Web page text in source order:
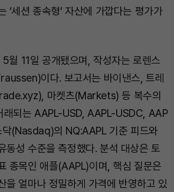
‘세션 종속형’ 자산에 가깝다는 평가가
월 11일 공개됐으며, 작성자는 로렌스
이다. 보고서는 바이낸스, 트레
마켓츠(Markets) 등 복수의
래되는 AAPL-USD, AAPL-USDC, AAP
(Nasdaq)의 NQ:AAPL 기준 피드와
동성 수준을 측정했다. 분석 대상은 토
종목인 애플(AAPL)이며, 핵심 질문은
을 얼마나 정밀하게 가격에 반영하고 있